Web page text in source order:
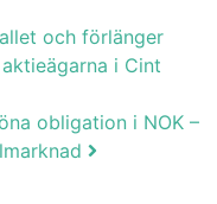
och förlänger
i Cint
obligation i NOK –